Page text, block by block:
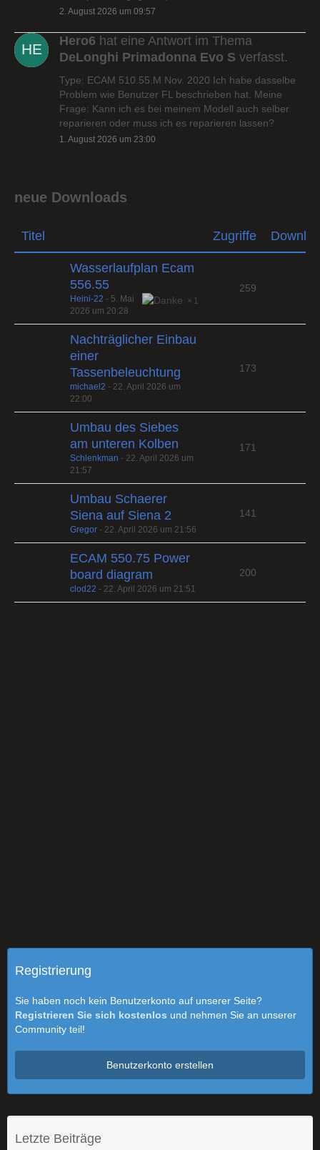
2. August 2026 um 09:57
Hero6 hat eine Antwort im Thema
DeLonghi Primadonna Evo S verfasst.
Type: ECAM 510.55.M Nov. 2020 Ich habe dasselbe
Problem wie Benutzer FL beschrieben hat. Meine
Frage: Kann ich es bei meinem Modell auch selber
reparieren oder muss ich es reparieren lassen?
1. August 2026 um 23:00
neue Downloads
Titel Zugriffe
Wasserlaufplan Ecam
556.55
1
Heini-22 - 5. Mai
2026 um 20:28
259
Nachträglicher Einbau
einer
Tassenbeleuchtung
michael2 - 22. April 2026 um
22:00
173
Umbau des Siebes
am unteren Kolben
Schlenkman - 22. April 2026 um
21:57
171
Umbau Schaerer
Siena auf Siena 2
Gregor - 22. April 2026 um 21:56
141
ECAM 550.75 Power
board diagram
clod22 - 22. April 2026 um 21:51
200
Registrierung
Sie haben noch kein Benutzerkonto auf unserer Seite?
Registrieren Sie sich kostenlos und nehmen Sie an unserer
Community teil!
Benutzerkonto erstellen
Letzte Beiträge